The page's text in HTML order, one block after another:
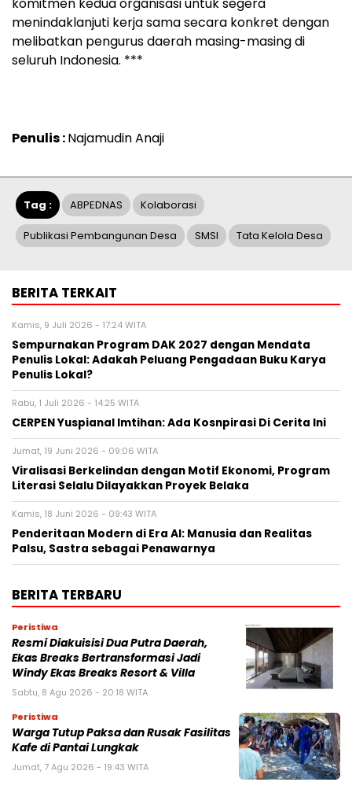
komitmen kedua organisasi untuk segera
menindaklanjuti kerja sama secara konkret dengan
melibatkan pengurus daerah masing-masing di
seluruh Indonesia. ***
Penulis :Najamudin Anaji
Tag : ABPEDNAS Kolaborasi
Publikasi Pembangunan Desa SMSI Tata Kelola Desa
BERITA TERKAIT
Kamis, 9 Juli 2026 - 17:24 WITA
Sempurnakan Program DAK 2027 dengan Mendata
Penulis Lokal: Adakah Peluang Pengadaan Buku Karya
Penulis Lokal?
Rabu, 1 Juli 2026 - 14:25 WITA
CERPEN Yuspianal Imtihan: Ada Kosnpirasi Di Cerita Ini
Jumat, 19 Juni 2026 - 09:06 WITA
Viralisasi Berkelindan dengan Motif Ekonomi, Program
Literasi Selalu Dilayakkan Proyek Belaka
Kamis, 18 Juni 2026 - 09:43 WITA
Penderitaan Modern di Era AI: Manusia dan Realitas
Palsu, Sastra sebagai Penawarnya
BERITA TERBARU
Peristiwa
Resmi Diakuisisi Dua Putra Daerah,
Ekas Breaks Bertransformasi Jadi
Windy Ekas Breaks Resort & Villa
Sabtu, 8 Agu 2026 - 20:18 WITA
Peristiwa
Warga Tutup Paksa dan Rusak Fasilitas
Kafe di Pantai Lungkak
Jumat, 7 Agu 2026 - 19:43 WITA